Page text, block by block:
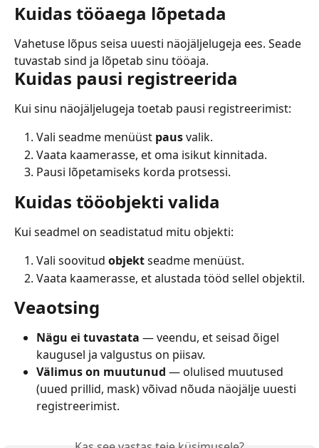
Kuidas tööaega lõpetada
Vahetuse lõpus seisa uuesti näojäljelugeja ees. Seade
tuvastab sind ja lõpetab sinu tööaja.
Kuidas pausi registreerida
Kui sinu näojäljelugeja toetab pausi registreerimist:
Vali seadme menüüst paus valik.
Vaata kaamerasse, et oma isikut kinnitada.
Pausi lõpetamiseks korda protsessi.
Kuidas tööobjekti valida
Kui seadmel on seadistatud mitu objekti:
Vali soovitud objekt seadme menüüst.
Vaata kaamerasse, et alustada tööd sellel objektil.
Veaotsing
Nägu ei tuvastata — veendu, et seisad õigel
kaugusel ja valgustus on piisav.
Välimus on muutunud — olulised muutused
(uued prillid, mask) võivad nõuda näojälje uuesti
registreerimist.